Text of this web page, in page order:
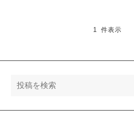
1 件表示